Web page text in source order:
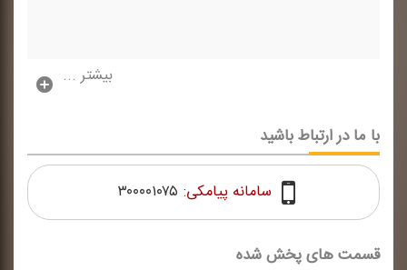
بیشتر ...
قسمت های پخش شده
با ما در ارتباط باشید
سامانه پیامکی: ۳۰۰۰۰۱۰۷۵